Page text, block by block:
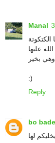
Manal
الكتكوتة
عليها
بخير
:)
Reply
bo